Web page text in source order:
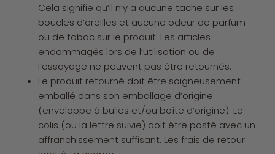
Cela signifie qu’il n’y a aucune tache sur les
boucles d’oreilles et aucune odeur de parfum
ou de tabac sur le produit. Les articles
endommagés lors de l’utilisation ou de
l’essayage ne peuvent pas être retournés.
Le produit retourné doit être soigneusement
emballé dans son emballage d’origine
(enveloppe à bulles et/ou boîte d’origine). Le
colis (ou la lettre suivie) doit être posté avec un
affranchissement suffisant. Les frais de retour